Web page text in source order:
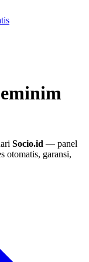
Socio.id — panel
otomatis, garansi,